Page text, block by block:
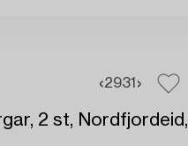
2931
2 st, Nordfjordeid,